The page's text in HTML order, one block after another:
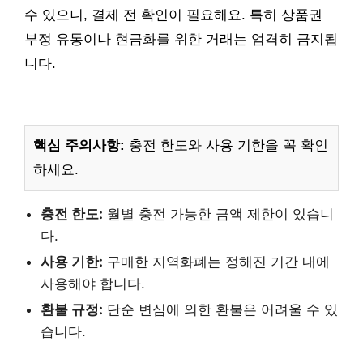
수 있으니, 결제 전 확인이 필요해요. 특히 상품권
부정 유통이나 현금화를 위한 거래는 엄격히 금지됩
니다.
핵심 주의사항: 충전 한도와 사용 기한을 꼭 확인
하세요.
충전 한도: 월별 충전 가능한 금액 제한이 있습니
다.
사용 기한: 구매한 지역화폐는 정해진 기간 내에
사용해야 합니다.
환불 규정: 단순 변심에 의한 환불은 어려울 수 있
습니다.